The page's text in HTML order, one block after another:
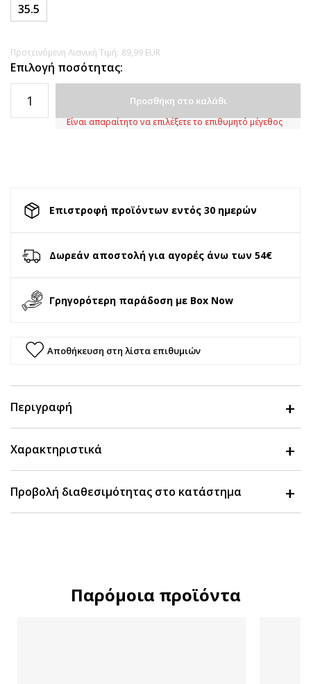
35.5
Προτεινόμενη Λιανική Τιμή: 89,99 EUR
Επιλογή ποσότητας:
Προσθήκη στο καλάθι
Είναι απαραίτητο να επιλέξετε το επιθυμητό μέγεθος
Επιστροφή προϊόντων εντός 30 ημερών
Δωρεάν αποστολή για αγορές άνω των 54€
Γρηγορότερη παράδοση με Box Now
Αποθήκευση στη λίστα επιθυμιών
Περιγραφή
Χαρακτηριστικά
Προβολή διαθεσιμότητας στο κατάστημα
Παρόμοια προϊόντα